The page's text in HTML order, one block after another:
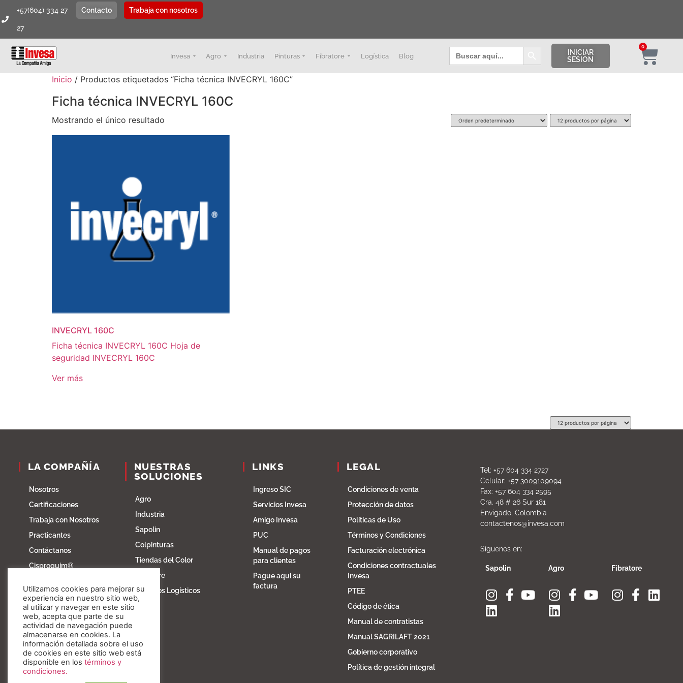
+57(604) 334 27
27
Contacto Trabaja con nosotros
Invesa Agro Industria Pinturas Fibratore Logística Blog
Buscar: Botón de búsqueda
INICIAR
SESION
0
Inicio / Productos etiquetados “Ficha técnica INVECRYL 160C”
Ficha técnica INVECRYL 160C
Mostrando el único resultado
INVECRYL 160C
Ficha técnica INVECRYL 160C Hoja de
seguridad INVECRYL 160C
Ver más
LA COMPAÑÍA
Nosotros
Certificaciones
Trabaja con Nosotros
Practicantes
Contáctanos
Cisproquim®
Blog
Fundación Invesa
Nuestros valores
NUESTRAS
SOLUCIONES
Agro
Industria
Sapolin
Colpinturas
Tiendas del Color
Fibratore
Servicios Logísticos
LINKS
Ingreso SIC
Servicios Invesa
Amigo Invesa
PUC
Manual de pagos
para clientes
Pague aqui su
factura
LEGAL
Condiciones de venta
Protección de datos
Políticas de Uso
Términos y Condiciones
Facturación electrónica
Condiciones contractuales
Invesa
PTEE
Código de ética
Manual de contratistas
Manual SAGRILAFT 2021
Gobierno corporativo
Política de gestión integral
Tel: +57 604 334 2727
Celular: +57 3009109094
Fax: +57 604 334 2595
Cra. 48 # 26 Sur 181
Envigado, Colombia
contactenos@invesa.com
Síguenos en:
Sapolin Agro Fibratore
Utilizamos cookies para mejorar su
experiencia en nuestro sitio web,
al utilizar y navegar en este sitio
web, acepta que parte de su
actividad de navegación puede
almacenarse en cookies. La
información detallada sobre el uso
de cookies en este sitio web está
disponible en los términos y
condiciones.